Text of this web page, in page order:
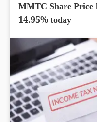
MMTC Share
14.95% today